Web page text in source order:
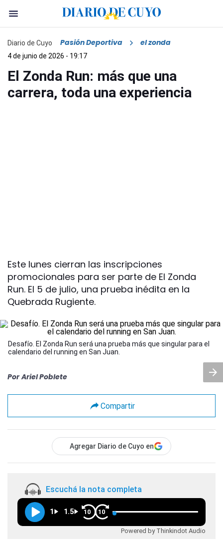
Diario de Cuyo Pasión Deportiva el zonda
4 de junio de 2026 - 19:17
El Zonda Run: más que una
carrera, toda una experiencia
Este lunes cierran las inscripciones
promocionales para ser parte de El Zonda
Run. El 5 de julio, una prueba inédita en la
Quebrada Rugiente.
Desafío. El Zonda Run será una prueba más que singular para el
calendario del running en San Juan.
Por Ariel Poblete
Compartir
Agregar Diario de Cuyo en
Escuchá la nota completa
1 1.5 10 10
Powered by Thinkindot Audio